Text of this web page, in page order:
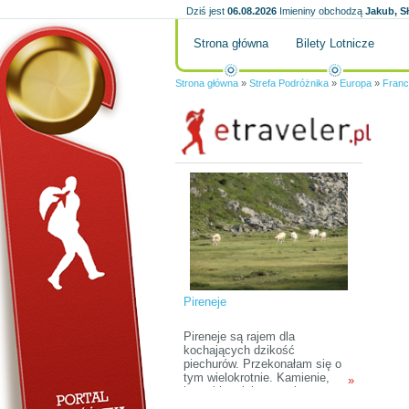
Dziś jest 06.08.2026 Imieniny obchodzą Jakub,
Strona główna Bilety Lotnicze
Strona główna » Strefa Podróżnika » Europa »
Pireneje
Pireneje są rajem dla
kochających dzikość
piechurów. Przekonałam się o
tym wielokrotnie. Kamienie,
kamyki, gołoborza, głazy,
»